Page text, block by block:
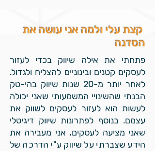
קצת עלי ולמה אני עושה את
הסדנה
פתחתי את אילה שיווק בכדי לעזור
לעסקים קטנים ובינוניים להצליח ולגדול.
לאחר יותר מ-20 שנות שיווק בהי-טק
הבנתי שהשינויי המשמעותי שאני יכולה
לעשות הוא לעזור לעסקים לשווק את
עצמם. בנוסף לפתרונות שיווק דיגיטלי
שאני מציעה לעסקים, אני מעבירה את
הידע שצברתי על שיווק ע"י הדרכה של